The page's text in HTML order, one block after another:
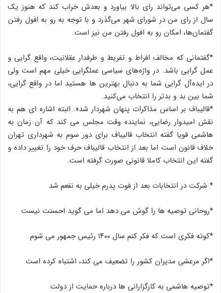
*هر کسی می‌تواند رای بالا بیاورد و بعدش خراب کند که هنوز یک
سال از رای من در شورای شهر می‌گذرد و با توجه به رو به افول رفتن
گفتمان‌ها، امکان رو به افول رفتن من نیز است.
*گفتمانی که مخالف افراط و تفریط و طرفدار عقلانیت، واقع گرایی و
عمل گرایی باشد. در واژه‌های سیاسی عملگرایی خیلی مهم است ولی
در ایده‌آل گرایی شما به دنبال بهترین ها هستید اما در واقع گرایی،
شما بین بد و بدتر را انتخاب می‌کنید.
*قالیباف بر اساس مذاکرات پنهان شهردار شد». البته اشاره ای هم به
نقش امیدوار رضایی، نماینده وقت مجلس می کند که آن زمان به
هاشمی قویا گفته انتخاب قالیباف برای دور سوم به شهرداری تهران
خلاف قانون است اما بعد از انتخاب قالیباف حرف خود را تغییر داده و
گفته این انتخاب کاملا قانونی صورت گرفته است.
* شرکت در انتخابات بعد از فوت پدرم خیلی به نفعم شد
*روحانی توصیه ها را گوش می دهد اما می گوید احسنت نیست
*کوته فکری است که فکر کنم سال ۱۴۰۰ رئیس جمهور می شوم
*اگر مرعشی مدیران کشور را تضعیف می کند، اشتباه کرده است
*توصیه هاشمی به کارگزارانی ها درباره حمایت از دولت